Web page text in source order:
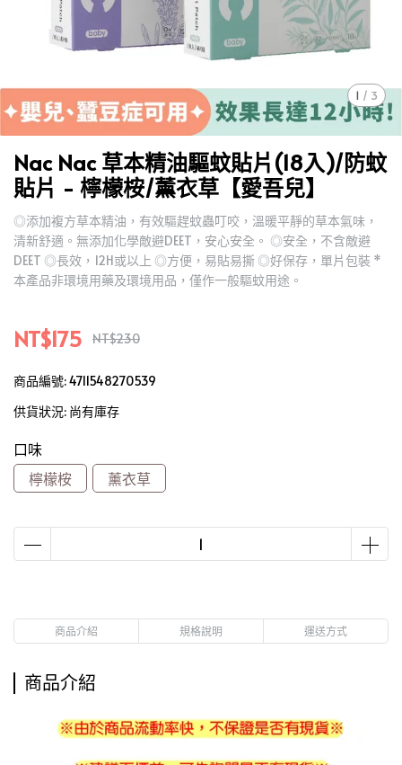
1 / 3
Nac Nac 草本精油驅蚊貼片(18入)/防蚊
貼片 - 檸檬桉/薰衣草【愛吾兒】
◎添加複方草本精油，有效驅趕蚊蟲叮咬，溫暖平靜的草本氣味，
清新舒適。無添加化學敵避DEET，安心安全。 ◎安全，不含敵避
DEET ◎長效，12H或以上 ◎方便，易貼易撕 ◎好保存，單片包裝 *
本產品非環境用藥及環境用品，僅作一般驅蚊用途。
NT$175 NT$230
商品編號:4711548270539
供貨狀況: 尚有庫存
口味
檸檬桉
薰衣草
商品介紹 規格說明 運送方式
商品介紹